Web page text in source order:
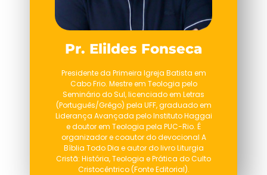
Pr. Elildes Fonseca
Presidente da Primeira Igreja Batista em
Cabo Frio. Mestre em Teologia pelo
Seminário do Sul, licenciado em Letras
(Português/Grêgo) pela UFF, graduado em
Liderança Avançada pelo Instituto Haggai
e doutor em Teologia pela PUC-Rio. É
organizador e coautor do devocional A
Bíblia Todo Dia e autor do livro Liturgia
Cristã: História, Teologia e Prática do Culto
Cristocêntrico (Fonte Editorial).